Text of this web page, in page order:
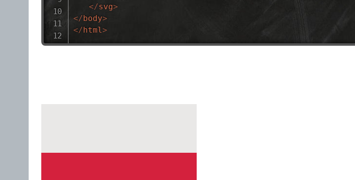
</svg>
</body>
</html>